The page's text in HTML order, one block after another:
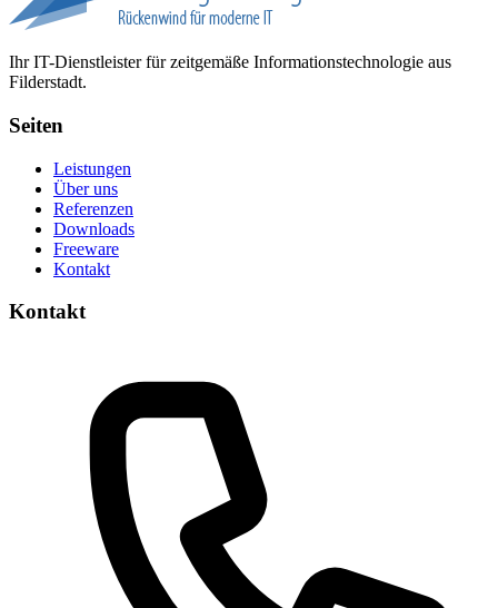
Ihr IT-Dienstleister für zeitgemäße Informationstechnologie aus
Filderstadt.
Seiten
Leistungen
Über uns
Referenzen
Downloads
Freeware
Kontakt
Kontakt